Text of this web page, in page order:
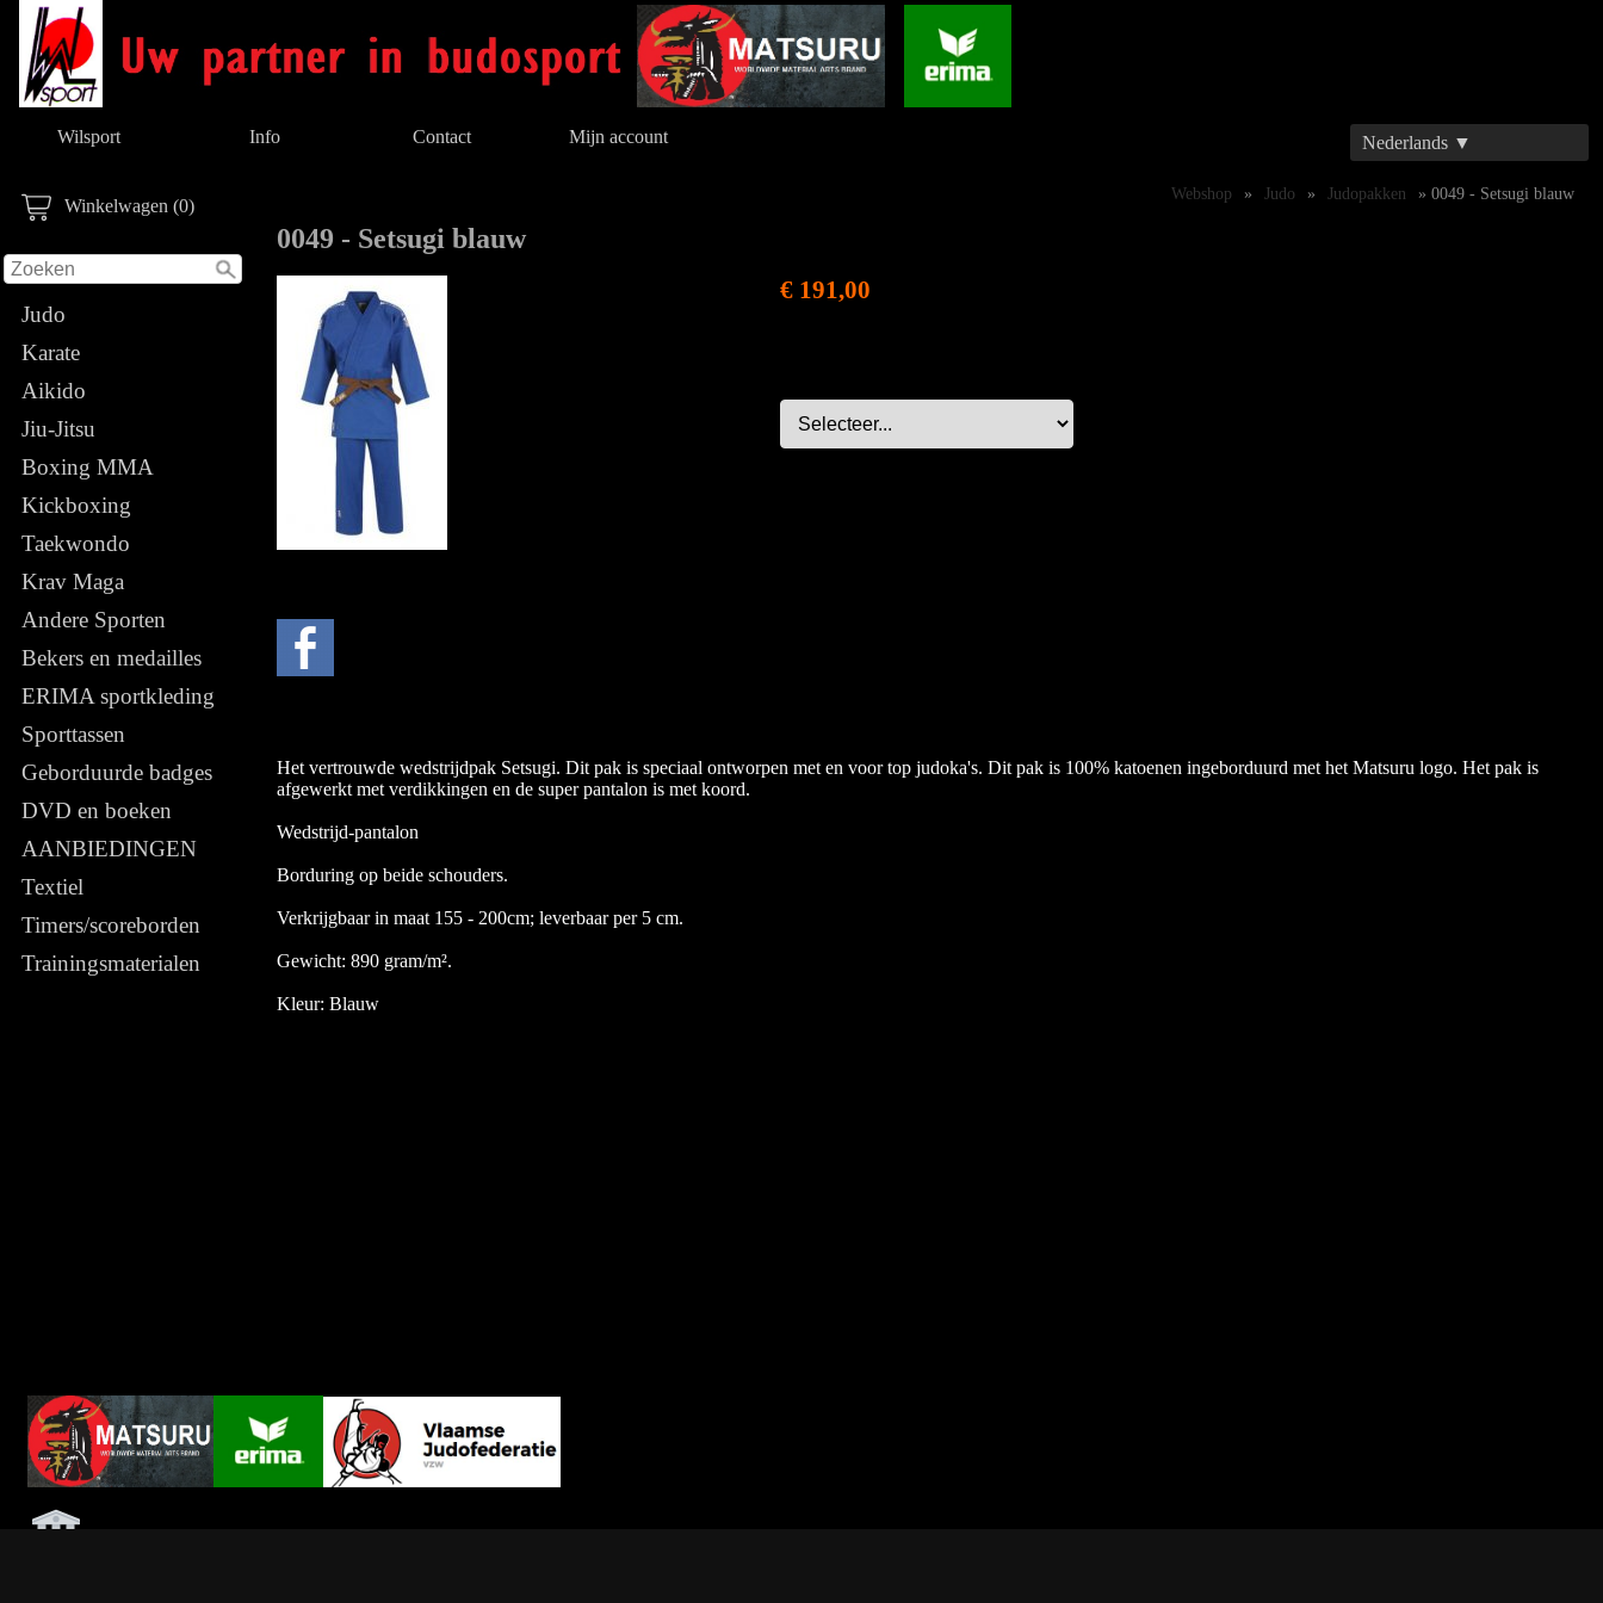
Nederlands ▼
Wilsport Info Contact Mijn account
Winkelwagen (0)
Judo
Karate
Aikido
Jiu-Jitsu
Boxing MMA
Kickboxing
Taekwondo
Krav Maga
Andere Sporten
Bekers en medailles
ERIMA sportkleding
Sporttassen
Geborduurde badges
DVD en boeken
AANBIEDINGEN
Textiel
Timers/scoreborden
Trainingsmaterialen
Webshop » Judo » Judopakken » 0049 - Setsugi blauw
0049 - Setsugi blauw
€ 191,00
Het vertrouwde wedstrijdpak Setsugi. Dit pak is speciaal ontworpen met en voor top judoka's. Dit pak is 100% katoenen ingeborduurd met het Matsuru logo. Het pak is
afgewerkt met verdikkingen en de super pantalon is met koord.
Wedstrijd-pantalon
Borduring op beide schouders.
Verkrijgbaar in maat 155 - 200cm; leverbaar per 5 cm.
Gewicht: 890 gram/m².
Kleur: Blauw